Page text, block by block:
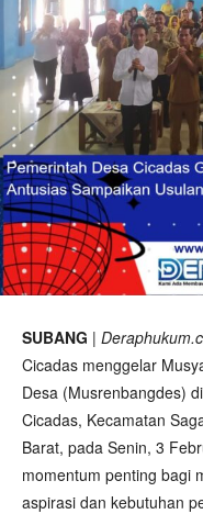
SUBANG |
Cicadas menggelar
Desa (Musrenbangdes)
Cicadas, Kecamatan
Barat, pada Senin, 3
momentum penting bagi
aspirasi dan kebutuhan